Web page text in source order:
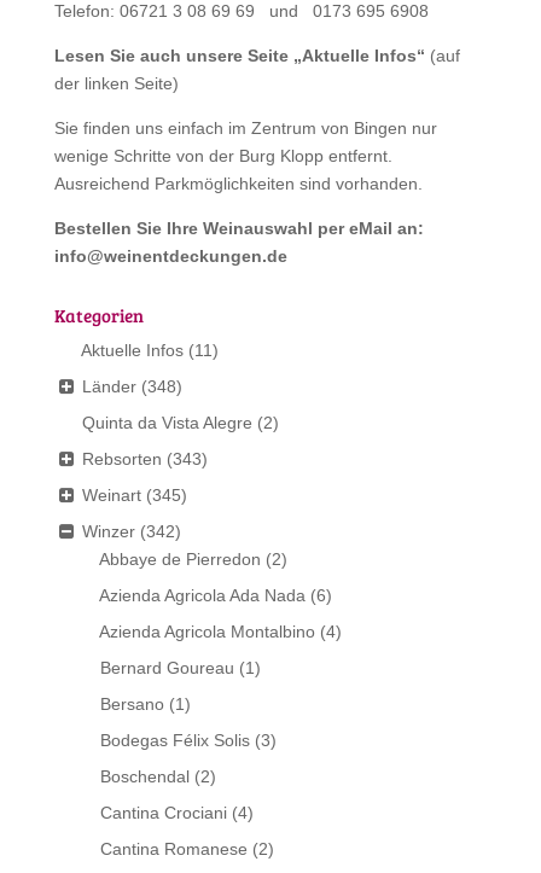
Telefon: 06721 3 08 69 69 und 0173 695 6908
Lesen Sie auch unsere Seite „Aktuelle Infos“ (auf
der linken Seite)
Sie finden uns einfach im Zentrum von Bingen nur
wenige Schritte von der Burg Klopp entfernt.
Ausreichend Parkmöglichkeiten sind vorhanden.
Bestellen Sie Ihre Weinauswahl per eMail an:
info@weinentdeckungen.de
Kategorien
Aktuelle Infos (11)
Länder (348)
Quinta da Vista Alegre (2)
Rebsorten (343)
Weinart (345)
Winzer (342)
Abbaye de Pierredon (2)
Azienda Agricola Ada Nada (6)
Azienda Agricola Montalbino (4)
Bernard Goureau (1)
Bersano (1)
Bodegas Félix Solis (3)
Boschendal (2)
Cantina Crociani (4)
Cantina Romanese (2)